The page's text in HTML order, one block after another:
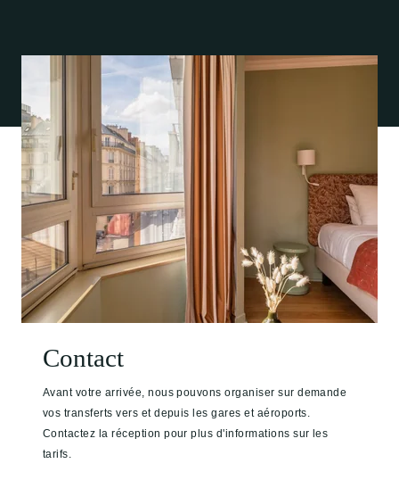
Contact
Avant votre arrivée, nous pouvons organiser sur demande
vos transferts vers et depuis les gares et aéroports.
Contactez la réception pour plus d'informations sur les
tarifs.